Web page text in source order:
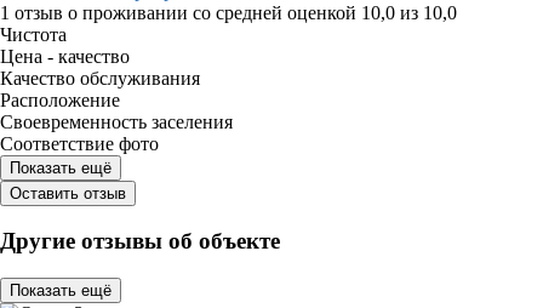
1 отзыв о проживании со средней оценкой 10,0 из 10,0
Чистота
Цена - качество
Качество обслуживания
Расположение
Своевременность заселения
Соответствие фото
Показать ещё
Оставить отзыв
Другие отзывы об объекте
Показать ещё